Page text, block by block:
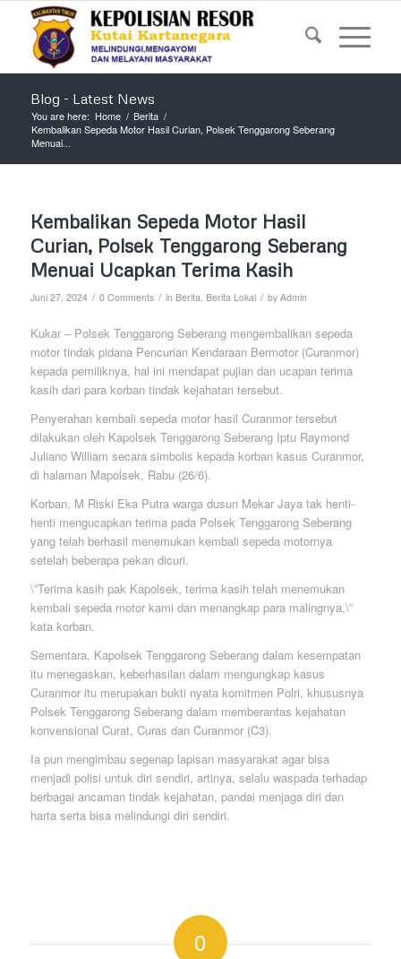
Blog - Latest News
You are here: Home / Berita /
Kembalikan Sepeda Motor Hasil Curian, Polsek Tenggarong Seberang
Menuai...
Kembalikan Sepeda Motor Hasil
Curian, Polsek Tenggarong Seberang
Menuai Ucapkan Terima Kasih
Juni 27, 2024 / 0 Comments / in Berita, Berita Lokal / by Admin
Kukar – Polsek Tenggarong Seberang mengembalikan sepeda
motor tindak pidana Pencurian Kendaraan Bermotor (Curanmor)
kepada pemiliknya, hal ini mendapat pujian dan ucapan terima
kasih dari para korban tindak kejahatan tersebut.
Penyerahan kembali sepeda motor hasil Curanmor tersebut
dilakukan oleh Kapolsek Tenggarong Seberang Iptu Raymond
Juliano William secara simbolis kepada korban kasus Curanmor,
di halaman Mapolsek, Rabu (26/6).
Korban, M Riski Eka Putra warga dusun Mekar Jaya tak henti-
henti mengucapkan terima pada Polsek Tenggarong Seberang
yang telah berhasil menemukan kembali sepeda motornya
setelah beberapa pekan dicuri.
\”Terima kasih pak Kapolsek, terima kasih telah menemukan
kembali sepeda motor kami dan menangkap para malingnya,\”
kata korban.
Sementara, Kapolsek Tenggarong Seberang dalam kesempatan
itu menegaskan, keberhasilan dalam mengungkap kasus
Curanmor itu merupakan bukti nyata komitmen Polri, khususnya
Polsek Tenggarong Seberang dalam memberantas kejahatan
konvensional Curat, Curas dan Curanmor (C3).
Ia pun mengimbau segenap lapisan masyarakat agar bisa
menjadi polisi untuk diri sendiri, artinya, selalu waspada terhadap
berbagai ancaman tindak kejahatan, pandai menjaga diri dan
harta serta bisa melindungi diri sendiri.
0